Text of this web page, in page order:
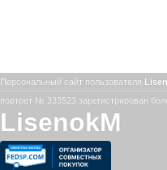
Персональный сайт пользователя
портрет № 333523 зарегистрирован
LisenokM